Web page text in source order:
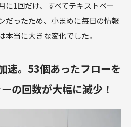
に1回だけ、すべてテキストベー
だったため、小まめに毎日の情報
当に大きな変化でした。
速。53個あったフローを
の回数が大幅に減少！